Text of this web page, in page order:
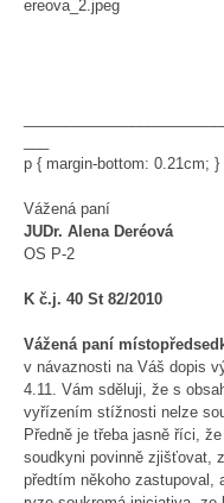
p { margin-bottom: 0.21cm; }
Vážená paní
JUDr. Alena Deréová
OS P-2
K č.j. 40 St 82/2010
Vážená paní
v návaznosti na Váš dopis
4.11. Vám sděluji, že s
vyřízením stížnosti nelze
Předně je třeba jasně říci,
soudkyni povinně zjišťovat,
předtím někoho zastupoval,